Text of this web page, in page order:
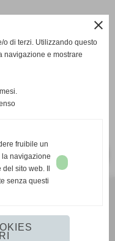
SUCCESSIVO >>
close
di terzi. Utilizzando questo
navigazione e mostrare
fruibile un
navigazione
sito web. Il
senza questi